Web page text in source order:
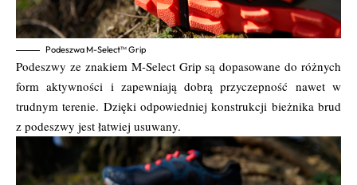
Podeszwa M-Select™ Grip
Podeszwy ze znakiem M-Select Grip są dopasowane do różnych
form aktywności i zapewniają dobrą przyczepność nawet w
trudnym terenie. Dzięki odpowiedniej konstrukcji bieżnika brud
z podeszwy jest łatwiej usuwany.